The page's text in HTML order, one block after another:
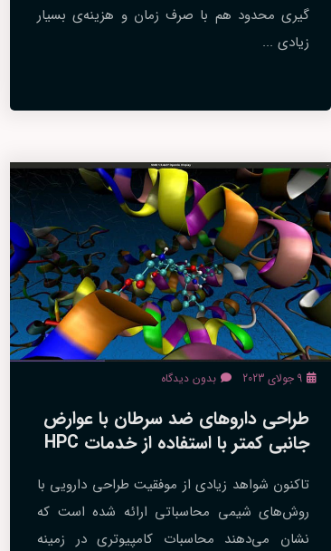
گیری محدود هم با صرف زمان و هزینه‌ی بسیار
زیادی ...
9 جولای 2023 بدون دیدگاه
طراحی داروهای ضد سرطان با عوارض
جانبی کمتر با استفاده از خدمات HPC
تاکنون شواهد زیادی از موفقیت طراحی دارویی با
روش‌های شیمی محاسباتی ارائه شده است که
نشان می‌دهند محاسبات کامپیوتری در زمینه